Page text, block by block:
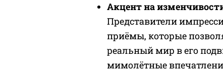
Акцент на
Представители
приёмы, которые
реальный мир в его
мимолётные